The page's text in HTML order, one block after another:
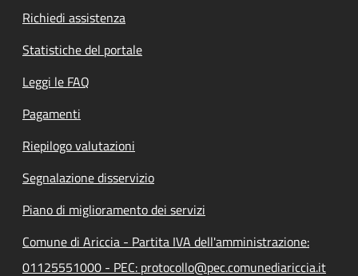
Richiedi assistenza
Statistiche del portale
Leggi le FAQ
Pagamenti
Riepilogo valutazioni
Segnalazione disservizio
Piano di miglioramento dei servizi
Comune di Ariccia - Partita IVA dell'amministrazione:
01125551000 - PEC: protocollo@pec.comunediariccia.it